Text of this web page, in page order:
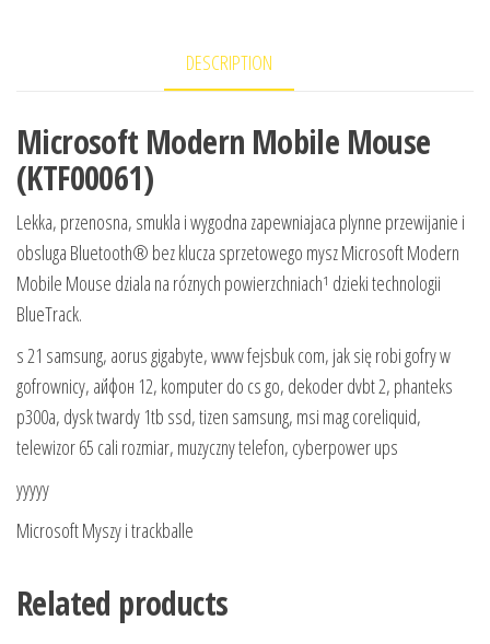
DESCRIPTION
Microsoft Modern Mobile Mouse
(KTF00061)
Lekka, przenosna, smukla i wygodna zapewniajaca plynne przewijanie i
obsluga Bluetooth® bez klucza sprzetowego mysz Microsoft Modern
Mobile Mouse dziala na róznych powierzchniach¹ dzieki technologii
BlueTrack.
s 21 samsung, aorus gigabyte, www fejsbuk com, jak się robi gofry w
gofrownicy, айфон 12, komputer do cs go, dekoder dvbt 2, phanteks
p300a, dysk twardy 1tb ssd, tizen samsung, msi mag coreliquid,
telewizor 65 cali rozmiar, muzyczny telefon, cyberpower ups
yyyyy
Microsoft Myszy i trackballe
Related products